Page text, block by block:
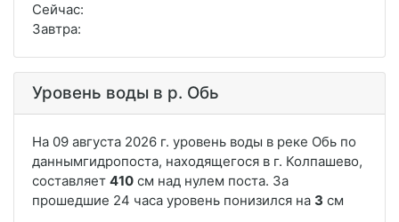
Сейчас:
Завтра:
Уровень воды в р. Обь